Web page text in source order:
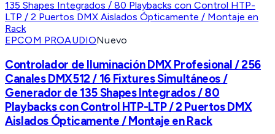
EPCOM PROAUDIONuevo
Controlador de Iluminación DMX Profesional / 256
Canales DMX512 / 16 Fixtures Simultáneos /
Generador de 135 Shapes Integrados / 80
Playbacks con Control HTP-LTP / 2 Puertos DMX
Aislados Ópticamente / Montaje en Rack